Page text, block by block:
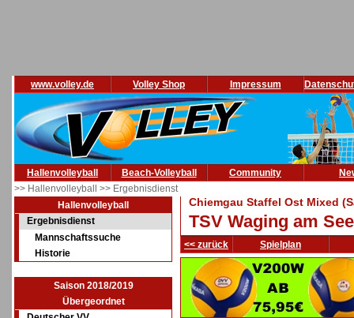
www.volley.de Volley Shop Impressum
Hallenvolleyball Beach-Volleyball Community
>> Hallenvolleyball >> Ergebnisdienst
Hallenvolleyball
Ergebnisdienst
Mannschaftssuche
Historie
Saison 2018/2019
Übergeordnet
Chiemgau Staffel Ost Mixed
TSV Waging am See
<< zurück Spielplan